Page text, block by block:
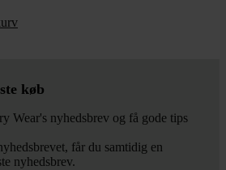
køb
Wear's nyhedsbrev og få gode tips
får du samtidig en
nyhedsbrev.